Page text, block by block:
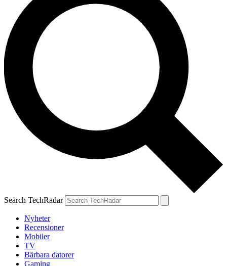
Search TechRadar
Nyheter
Recensioner
Mobiler
TV
Bärbara datorer
Gaming